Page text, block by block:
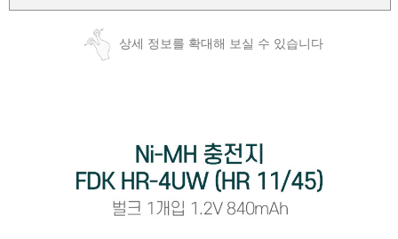
상세 정보를 확대해 보실 수 있습니다